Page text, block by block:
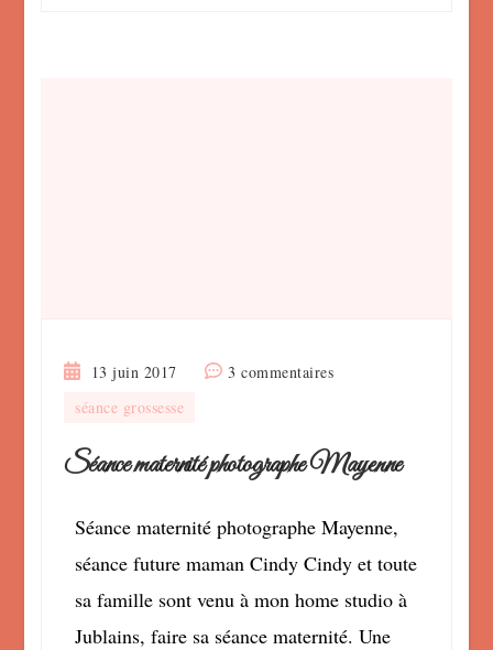
13 juin 2017 3 commentairessur
photographe
Mayenne
séance grossesse
Séance maternité photographe Mayenne
Séance maternité photographe Mayenne,
séance future maman Cindy Cindy et toute
sa famille sont venu à mon home studio à
Jublains, faire sa séance maternité. Une